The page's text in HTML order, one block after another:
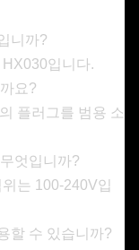
니까?
입니다.
요?
플러그를 범용 소
엇입니까?
는 100-240V입
할 수 있습니까?